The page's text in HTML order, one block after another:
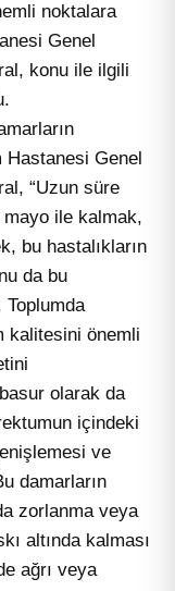
noktalara
Genel
konu ile ilgili
Hastanesi Genel
“Uzun süre
mayo ile kalmak,
bu hastalıkların
da bu
Toplumda
kalitesini önemli
olarak da
içindeki
ve
damarların
zorlanma veya
altında kalması
ağrı veya